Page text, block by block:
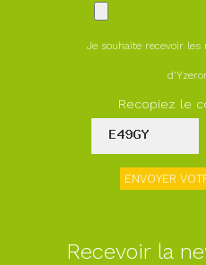
Je souhaite recevoir les
Recopiez le
Recevoir la